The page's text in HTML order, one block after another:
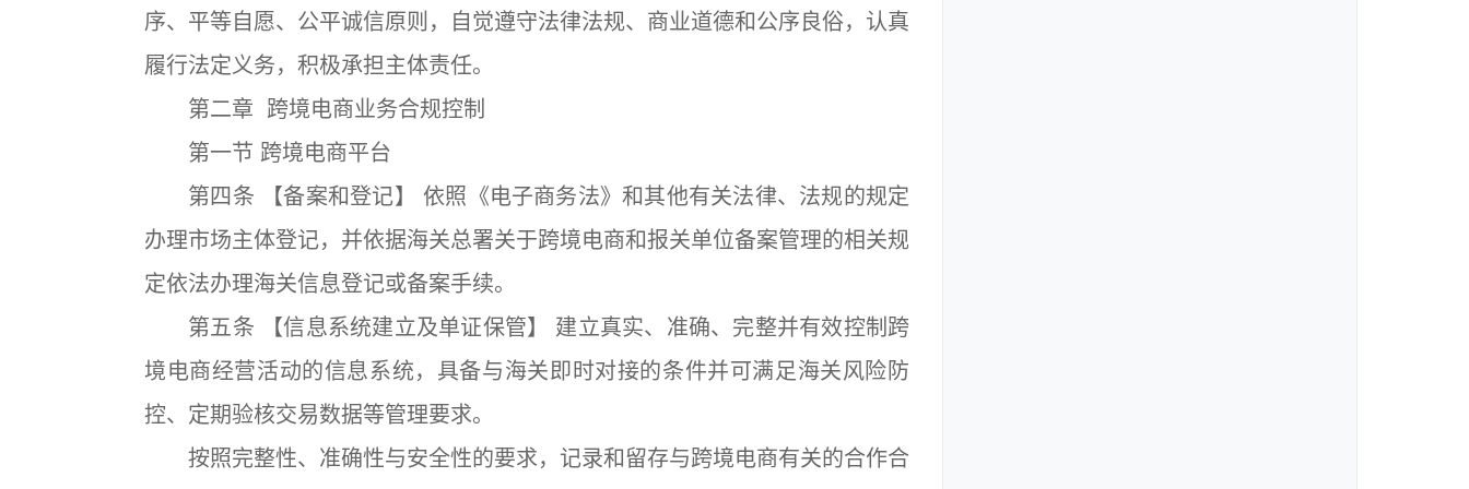
序、平等自愿、公平诚信原则，自觉遵守法律法规、商业道德和公序良俗，认真
履行法定义务，积极承担主体责任。
第二章 跨境电商业务合规控制
第一节 跨境电商平台
第四条 【备案和登记】 依照《电子商务法》和其他有关法律、法规的规定
办理市场主体登记，并依据海关总署关于跨境电商和报关单位备案管理的相关规
定依法办理海关信息登记或备案手续。
第五条 【信息系统建立及单证保管】 建立真实、准确、完整并有效控制跨
境电商经营活动的信息系统，具备与海关即时对接的条件并可满足海关风险防
控、定期验核交易数据等管理要求。
按照完整性、准确性与安全性的要求，记录和留存与跨境电商有关的合作合